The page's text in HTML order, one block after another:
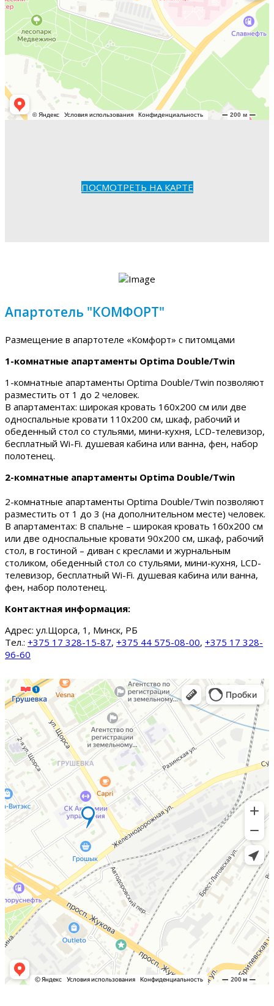
ПОСМОТРЕТЬ НА КАРТЕ
Апартотель "КОМФОРТ"
Размещение в апартотеле «Комфорт» с питомцами
1-комнатные апартаменты Optima Double/Twin
1-комнатные апартаменты Optima Double/Twin позволяют
разместить от 1 до 2 человек.
В апартаментах: широкая кровать 160х200 см или две
односпальные кровати 110х200 см, шкаф, рабочий и
обеденный стол со стульями, мини-кухня, LCD-телевизор,
бесплатный Wi-Fi. душевая кабина или ванна, фен, набор
полотенец.
2-комнатные апартаменты Optima Double/Twin
2-комнатные апартаменты Optima Double/Twin позволяют
разместить от 1 до 3 (на дополнительном месте) человек.
В апартаментах: В спальне – широкая кровать 160х200 см
или две односпальные кровати 90х200 см, шкаф, рабочий
стол, в гостиной – диван с креслами и журнальным
столиком, обеденный стол со стульями, мини-кухня, LCD-
телевизор, бесплатный Wi-Fi. душевая кабина или ванна,
фен, набор полотенец.
Контактная информация:
Адрес: ул.Щорса, 1, Минск, РБ
Тел.: +375 17 328-15-87, +375 44 575-08-00, +375 17 328-
96-60